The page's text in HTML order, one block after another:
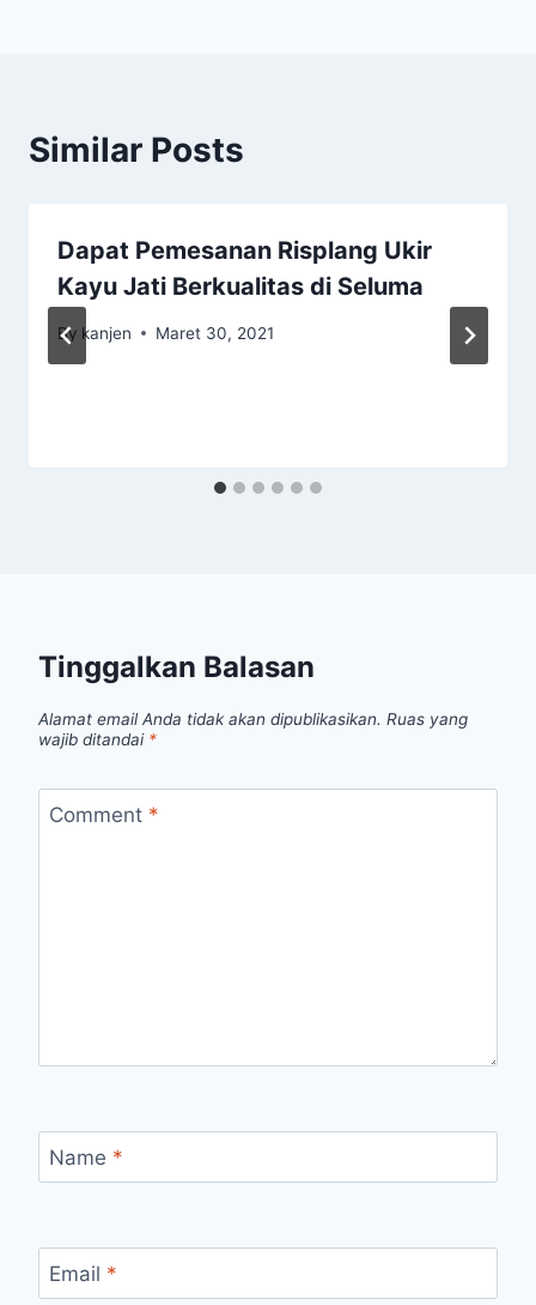
Similar Posts
Dapat Pemesanan Risplang Ukir
Kayu Jati Berkualitas di Seluma
By kanjen Maret 30, 2021
Tinggalkan Balasan
Alamat email Anda tidak akan dipublikasikan. Ruas yang
wajib ditandai *
Comment *
Name *
Email *